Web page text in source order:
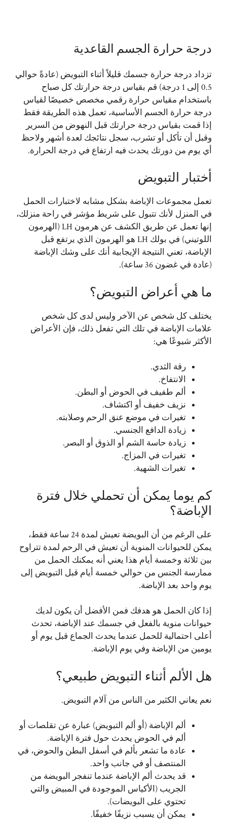
درجة حرارة الجسم القاعدية
تزداد درجة حرارة جسمك قليلاً أثناء التبويض (عادةً حوالي
0.5 إلى 1 درجة) قم بقياس درجة حرارتك كل صباح
باستخدام مقياس حرارة رقمي مخصص خصيصًا لقياس
درجة حرارة الجسم الأساسية، تعمل هذه الطريقة فقط
إذا قمت بقياس درجة حرارتك قبل النهوض من السرير
وقبل أن تأكل أو تشرب، سجل نتائجك لعدة أشهر ولاحظ
أي يوم من دورتك يحدث فيه ارتفاع في درجة الحرارة.
أختبار التبويض
تعمل مجموعات الإباضة بشكل مشابه لاختبارات الحمل
في المنزل لأنك تتبول على شريط مؤشر في راحة منزلك،
إنها تعمل عن طريق الكشف عن هرمون LH (الهرمون
اللوتيني) في بولك LH هو الهرمون الذي يرتفع قبل
الإباضة، تعني النتيجة الإيجابية أنك على وشك الإباضة
(عادة في غضون 36 ساعة).
ما هي أعراض التبويض؟
يختلف كل شخص عن الآخر وليس لدى كل شخص
علامات الإباضة في تلك التي تفعل ذلك، فإن الأعراض
الأكثر شيوعًا هي:
رقة الثدي.
الانتفاخ.
ألم طفيف في الحوض أو البطن.
نزيف خفيف أو اكتشاف.
تغيرات في موضع عنق الرحم وصلابته.
زيادة الدافع الجنسي.
زيادة حاسة الشم أو الذوق أو البصر.
تغيرات في المزاج.
تغيرات الشهية.
كم يوما يمكن أن تحملي خلال فترة
الإباضة؟
على الرغم من أن البويضة تعيش لمدة 24 ساعة فقط،
يمكن للحيوانات المنوية أن تعيش في الرحم لمدة تتراوح
بين ثلاثة وخمسة أيام هذا يعني أنه يمكنك الحمل من
ممارسة الجنس من حوالي خمسة أيام قبل التبويض إلى
يوم واحد بعد الإباضة.
إذا كان الحمل هو هدفك فمن الأفضل أن يكون لديك
حيوانات منوية بالفعل في جسمك عند الإباضة، تحدث
أعلى احتمالية للحمل عندما يحدث الجماع قبل يوم أو
يومين من الإباضة وفي يوم الإباضة.
هل الألم أثناء التبويض طبيعي؟
نعم يعاني الكثير من الناس من آلام التبويض.
ألم الإباضة (أو ألم التبويض) عبارة عن تقلصات أو
ألم في الحوض يحدث حول فترة الإباضة.
عادة ما تشعر بألم في أسفل البطن والحوض، في
المنتصف أو في جانب واحد.
قد يحدث ألم الإباضة عندما تنفجر البويضة من
الجريب (الأكياس الموجودة في المبيض والتي
تحتوي على البويضات).
يمكن أن يسبب نزيفًا خفيفًا.